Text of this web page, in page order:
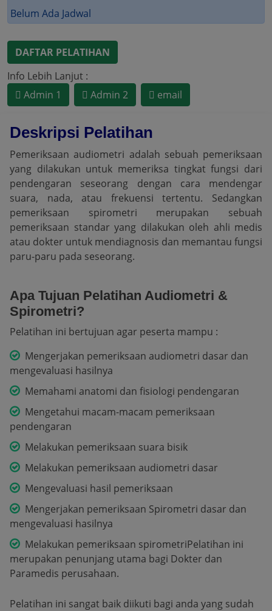
Belum Ada Jadwal
DAFTAR PELATIHAN
Info Lebih Lanjut :
Admin 1
Admin 2 email
Deskripsi Pelatihan
Pemeriksaan audiometri adalah sebuah pemeriksaan
yang dilakukan untuk memeriksa tingkat fungsi dari
pendengaran seseorang dengan cara mendengar
suara, nada, atau frekuensi tertentu. Sedangkan
pemeriksaan spirometri merupakan sebuah
pemeriksaan standar yang dilakukan oleh ahli medis
atau dokter untuk mendiagnosis dan memantau fungsi
paru-paru pada seseorang.
Apa Tujuan Pelatihan Audiometri &
Spirometri?
Pelatihan ini bertujuan agar peserta mampu :
Mengerjakan pemeriksaan audiometri dasar dan
mengevaluasi hasilnya
Memahami anatomi dan fisiologi pendengaran
Mengetahui macam-macam pemeriksaan
pendengaran
Melakukan pemeriksaan suara bisik
Melakukan pemeriksaan audiometri dasar
Mengevaluasi hasil pemeriksaan
Mengerjakan pemeriksaan Spirometri dasar dan
mengevaluasi hasilnya
Melakukan pemeriksaan spirometriPelatihan ini
merupakan penunjang utama bagi Dokter dan
Paramedis perusahaan.
Pelatihan ini sangat baik diikuti bagi anda yang sudah